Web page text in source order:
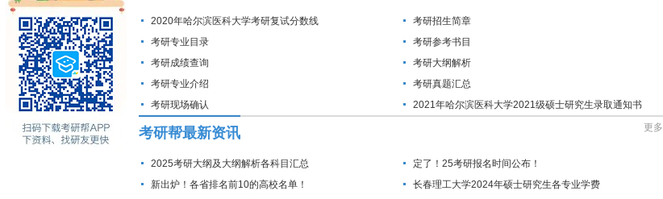
2020年哈尔滨医科大学考研复试分数线
考研招生简章
考研专业目录
考研参考书目
考研成绩查询
考研大纲解析
考研专业介绍
考研真题汇总
考研现场确认
2021年哈尔滨医科大学2021级硕士研究生录取通知书
考研帮最新资讯 更多
2025考研大纲及大纲解析各科目汇总
定了！25考研报名时间公布！
新出炉！各省排名前10的高校名单！
长春理工大学2024年硕士研究生各专业学费